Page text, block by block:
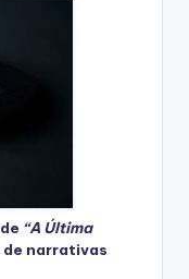
“A Última
narrativas